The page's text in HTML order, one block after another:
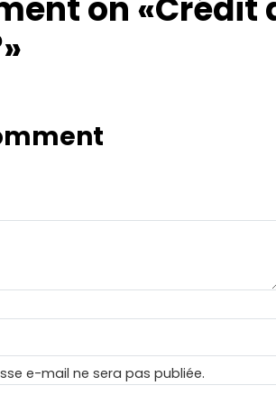
on «Crédit
e-mail ne sera pas publiée.